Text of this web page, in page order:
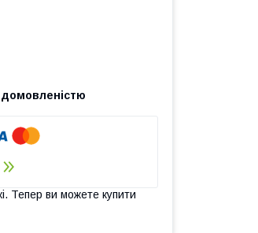
домовленістю
Тепер ви можете купити